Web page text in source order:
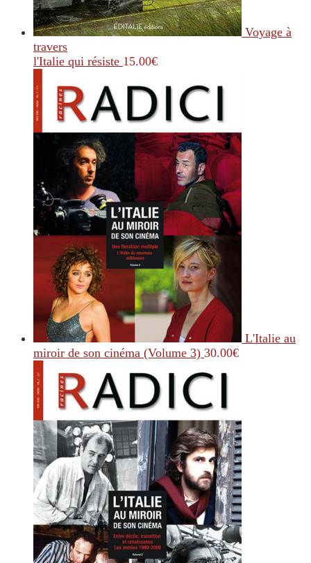
Voyage à
travers
l'Italie qui résiste 15.00€
L'Italie au
miroir de son cinéma (Volume 3) 30.00€